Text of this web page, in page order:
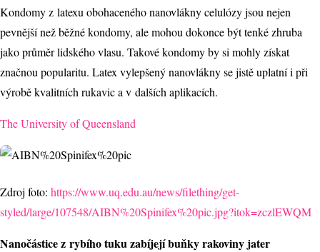
Kondomy z latexu obohaceného nanovlákny celulózy jsou nejen
pevnější než běžné kondomy, ale mohou dokonce být tenké zhruba
jako průměr lidského vlasu. Takové kondomy by si mohly získat
značnou popularitu. Latex vylepšený nanovlákny se jistě uplatní i při
výrobě kvalitních rukavic a v dalších aplikacích.
The University of Queensland
Zdroj foto: https://www.uq.edu.au/news/filething/get-
styled/large/107548/AIBN%20Spinifex%20pic.jpg?itok=zczlEWQM
Nanočástice z rybího tuku zabíjejí buňky rakoviny jater